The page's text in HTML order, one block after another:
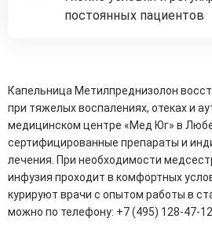
постоянных пациентов
Капельница Метилпреднизолон
при тяжелых воспалениях, отеках и
медицинском центре «Мед Юг» в
сертифицированные препараты и
лечения. При необходимости
инфузия проходит в комфортных
курируют врачи с опытом работы в
можно по телефону: +7 (495) 128-47-12.